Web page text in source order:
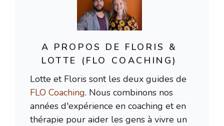
A PROPOS DE FLORIS &
LOTTE (FLO COACHING)
Lotte et Floris sont les deux guides de
FLO Coaching. Nous combinons nos
années d'expérience en coaching et en
thérapie pour aider les gens à vivre un